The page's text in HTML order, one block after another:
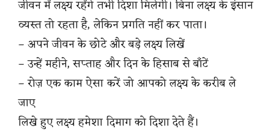
जीवन में लक्ष्य रहेंगे तभी दिशा मिलेगी। बिना लक्ष्य के इंसान
व्यस्त तो रहता है, लेकिन प्रगति नहीं कर पाता।
– अपने जीवन के छोटे और बड़े लक्ष्य लिखें
– उन्हें महीने, सप्ताह और दिन के हिसाब से बाँटें
– रोज़ एक काम ऐसा करें जो आपको लक्ष्य के करीब ले
जाए
लिखे हुए लक्ष्य हमेशा दिमाग को दिशा देते हैं।